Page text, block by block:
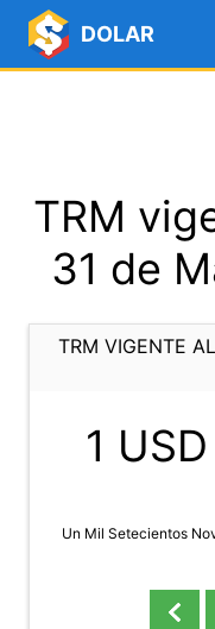
DOLAR
TRM
31 de
TRM VIGENTE
1
Un Mil Setecientos